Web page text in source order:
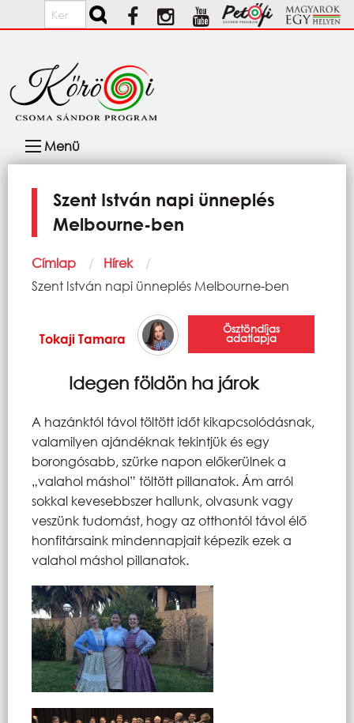
Ugrás a tartalomra
Keresés
navigáció
Menü
Szent István napi ünneplés
Melbourne-ben
Morzsa
Címlap
Hírek
Current:
Szent István napi ünneplés Melbourne-ben
Tokaji Tamara
Ösztöndíjas
adatlapja
Idegen földön ha járok
A hazánktól távol töltött időt kikapcsolódásnak,
valamilyen ajándéknak tekintjük és egy
borongósabb, szürke napon előkerülnek a
„valahol máshol” töltött pillanatok. Ám arról
sokkal kevesebbszer hallunk, olvasunk vagy
veszünk tudomást, hogy az otthontól távol élő
honfitársaink mindennapjait képezik ezek a
valahol máshol pillanatok.